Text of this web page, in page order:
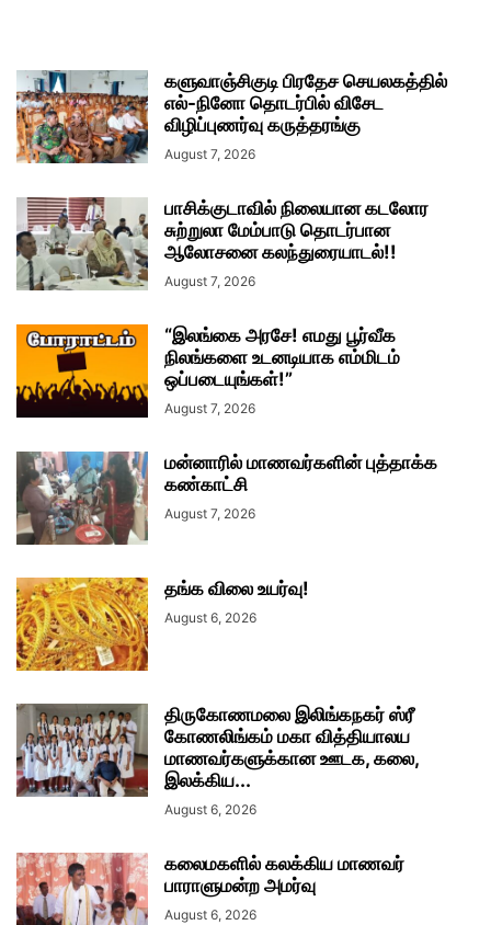
களுவாஞ்சிகுடி பிரதேச செயலகத்தில்
எல்-நினோ தொடர்பில் விசேட
விழிப்புணர்வு கருத்தரங்கு
August 7, 2026
பாசிக்குடாவில் நிலையான கடலோர
சுற்றுலா மேம்பாடு தொடர்பான
ஆலோசனை கலந்துரையாடல்!!
August 7, 2026
“இலங்கை அரசே! எமது பூர்வீக
நிலங்களை உடனடியாக எம்மிடம்
ஒப்படையுங்கள்!”
August 7, 2026
மன்னாரில் மாணவர்களின் புத்தாக்க
கண்காட்சி
August 7, 2026
தங்க விலை உயர்வு!
August 6, 2026
திருகோணமலை இலிங்கநகர் ஸ்ரீ
கோணலிங்கம் மகா வித்தியாலய
மாணவர்களுக்கான ஊடக, கலை,
இலக்கிய...
August 6, 2026
கலைமகளில் கலக்கிய மாணவர்
பாராளுமன்ற அமர்வு
August 6, 2026